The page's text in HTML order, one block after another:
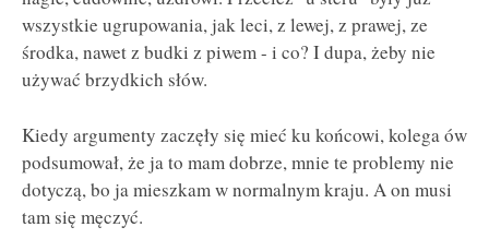
wszystkie ugrupowania, jak leci, z lewej, z prawej, ze
środka, nawet z budki z piwem - i co? I dupa, żeby nie
używać brzydkich słów.
Kiedy argumenty zaczęły się mieć ku końcowi, kolega ów
podsumował, że ja to mam dobrze, mnie te problemy nie
dotyczą, bo ja mieszkam w normalnym kraju. A on musi
tam się męczyć.